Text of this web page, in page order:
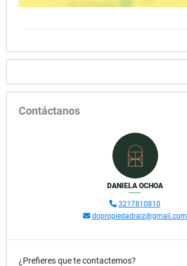
Contáctanos
DANIELA OCHOA
3217810810
dopropiedadraiz@gmail.com
¿Prefieres que te contactemos?